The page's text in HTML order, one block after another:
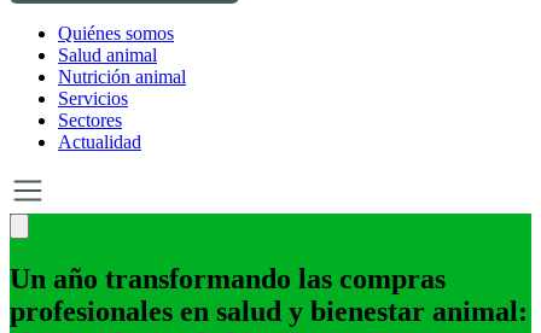
Quiénes somos
Salud animal
Nutrición animal
Servicios
Sectores
Actualidad
Un año transformando las compras
profesionales en salud y bienestar animal: